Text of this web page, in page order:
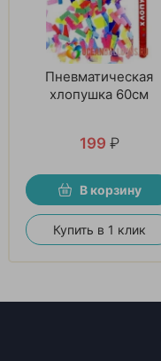
Пневматическая
хлопушка 60см
199 ₽
В корзину
Купить в 1 клик